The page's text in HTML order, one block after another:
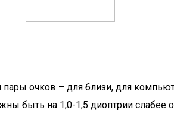
очков – для близи, для
быть на 1,0-1,5 диоптрии